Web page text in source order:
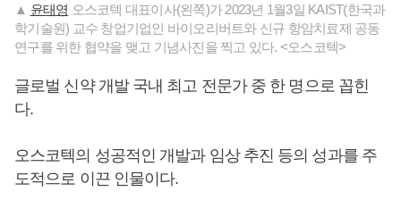
▲ 윤태영 오스코텍 대표이사(왼쪽)가 2023년 1월3일 KAIST(한국과
학기술원) 교수 창업기업인 바이오리버트와 신규 항암치료제 공동
연구를 위한 협약을 맺고 기념사진을 찍고 있다. <오스코텍>
글로벌 신약 개발 국내 최고 전문가 중 한 명으로 꼽힌
다.
오스코텍의 성공적인 개발과 임상 추진 등의 성과를 주
도적으로 이끈 인물이다.